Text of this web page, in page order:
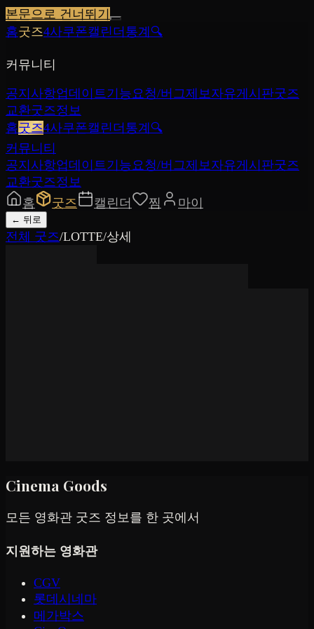
본문으로 건너뛰기
홈굿즈4사쿠폰캘린더 통계 🔍
커뮤니티
공지사항업데이트기능요청/버그제보자유게시판굿즈
교환굿즈정보
홈굿즈4사쿠폰캘린더 통계 🔍
커뮤니티
공지사항업데이트기능요청/버그제보자유게시판굿즈
교환굿즈정보
홈
굿즈 캘린더 찜 마이
← 뒤로
전체 굿즈/LOTTE/상세
Cinema Goods
모든 영화관 굿즈 정보를 한 곳에서
지원하는 영화관
CGV
롯데시네마
메가박스